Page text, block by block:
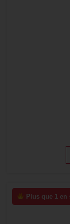
Plus que 1 en